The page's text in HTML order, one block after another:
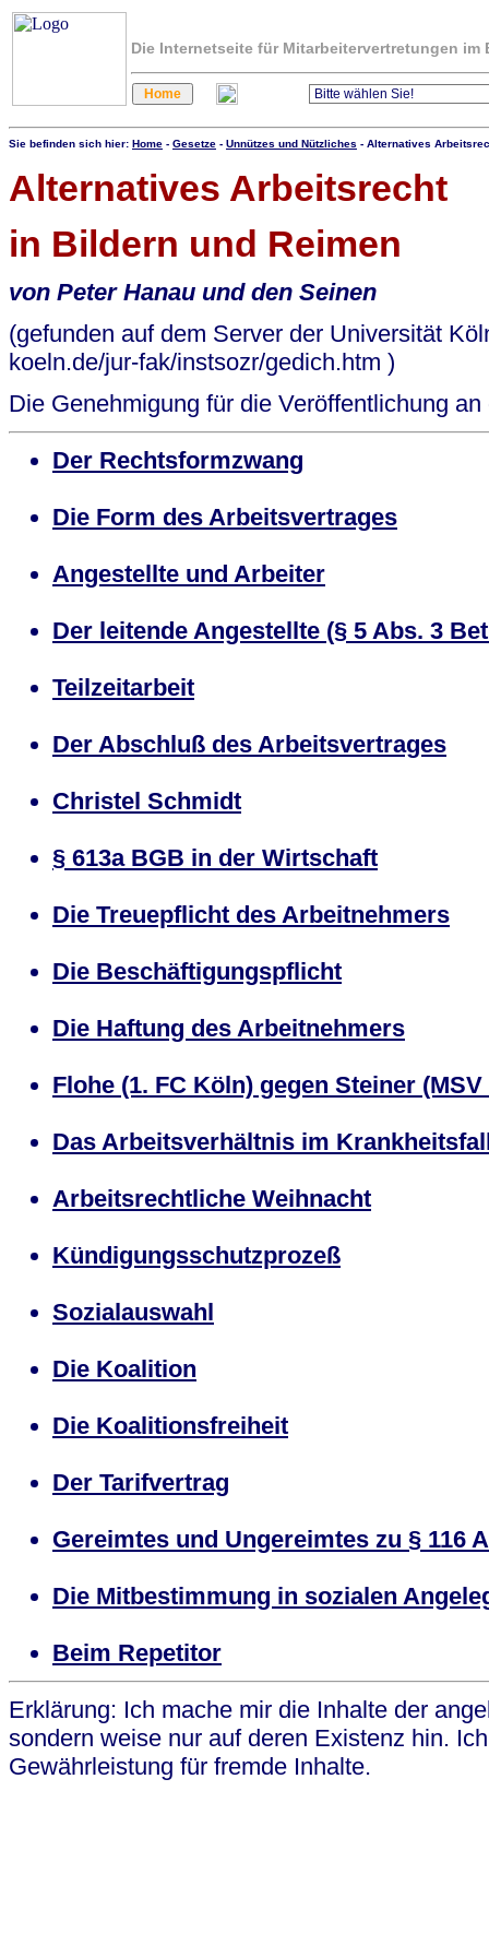
Die Internetseite für Mitarbeitervertretungen
Sie befinden sich hier: Home - Gesetze - Unnützes und Nützliches - Alternatives
Alternatives Arbeitsrecht
in Bildern und Reimen
von Peter Hanau und den Seinen
(gefunden auf dem Server der Universität
koeln.de/jur-fak/instsozr/gedich.htm )
Die Genehmigung für die Veröffentlichung
Der Rechtsformzwang
Die Form des Arbeitsvertrages
Angestellte und Arbeiter
Der leitende Angestellte (§ 5 Abs. 3
Teilzeitarbeit
Der Abschluß des Arbeitsvertrages
Christel Schmidt
§ 613a BGB in der Wirtschaft
Die Treuepflicht des Arbeitnehmers
Die Beschäftigungspflicht
Die Haftung des Arbeitnehmers
Flohe (1. FC Köln) gegen Steiner
Das Arbeitsverhältnis im
Arbeitsrechtliche Weihnacht
Kündigungsschutzprozeß
Sozialauswahl
Die Koalition
Die Koalitionsfreiheit
Der Tarifvertrag
Gereimtes und Ungereimtes zu § 116
Die Mitbestimmung in sozialen
Beim Repetitor
Erklärung: Ich mache mir die Inhalte der
sondern weise nur auf deren Existenz hin.
Gewährleistung für fremde Inhalte.